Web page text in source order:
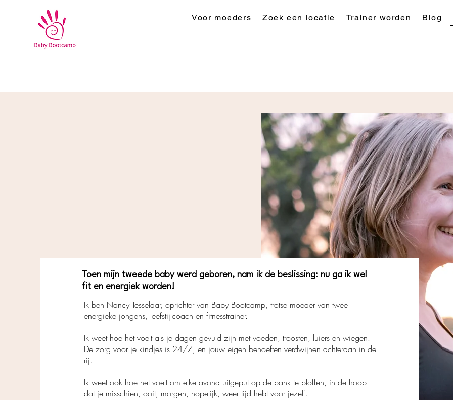
Voor moeders Zoek een locatie Trainer worden Blog
Toen mijn tweede baby werd geboren, nam ik de beslissing: nu ga ik wel
fit en energiek worden!
Ik ben Nancy Tesselaar, oprichter van Baby Bootcamp, trotse moeder van twee
energieke jongens, leefstijlcoach en fitnesstrainer.
Ik weet hoe het voelt als je dagen gevuld zijn met voeden, troosten, luiers en wiegen.
De zorg voor je kindjes is 24/7, en jouw eigen behoeften verdwijnen achteraan in de
rij.
Ik weet ook hoe het voelt om elke avond uitgeput op de bank te ploffen, in de hoop
dat je misschien, ooit, morgen, hopelijk, weer tijd hebt voor jezelf.